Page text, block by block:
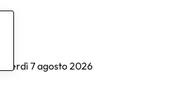
venerdì 7 agosto 2026